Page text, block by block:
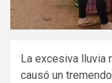
La excesiva lluvia
causó un